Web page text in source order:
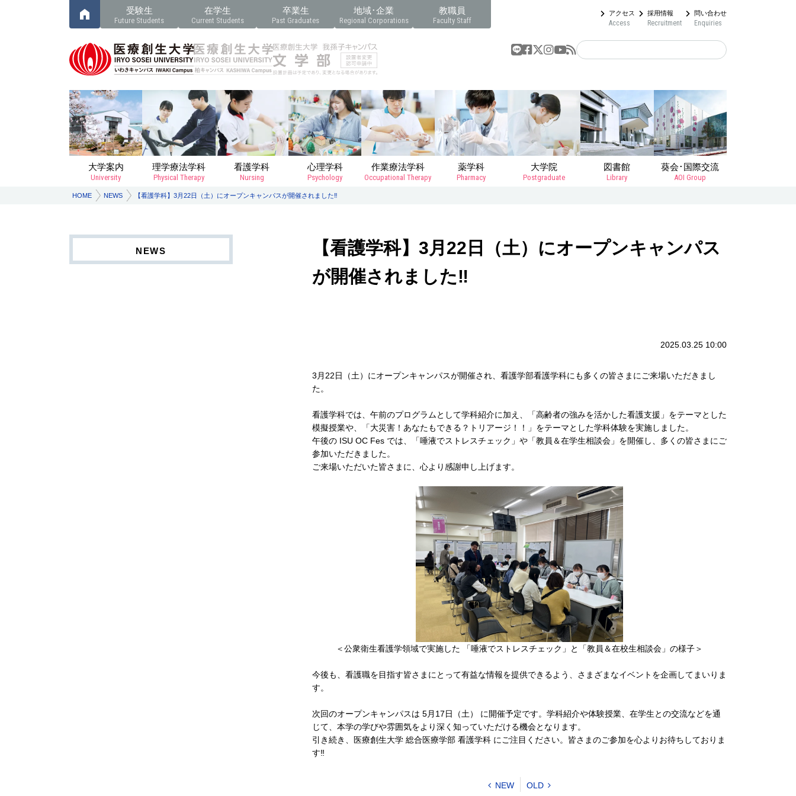
受験生
Future Students
在学生
Current Students
卒業生
Past Graduates
地域･企業
Regional Corporations
教職員
Faculty Staff
アクセス
Access
採用情報
Recruitment
問い合わせ
Enquiries
大学案内
University
理学療法学科
Physical Therapy
看護学科
Nursing
心理学科
Psychology
作業療法学科
Occupational Therapy
薬学科
Pharmacy
大学院
Postgraduate
図書館
Library
葵会･国際交流
AOI Group
HOME NEWS 【看護学科】3月22日（土）にオープンキャンパスが開催されました‼
【看護学科】3月22日（土）にオープンキャンパス
が開催されました‼
2025.03.25 10:00
3月22日（土）にオープンキャンパスが開催され、看護学部看護学科にも多くの皆さまにご来場いただきまし
た。
看護学科では、午前のプログラムとして学科紹介に加え、「高齢者の強みを活かした看護支援」をテーマとした
模擬授業や、「大災害！あなたもできる？トリアージ！！」をテーマとした学科体験を実施しました。
午後の ISU OC Fes では、「唾液でストレスチェック」や「教員＆在学生相談会」を開催し、多くの皆さまにご
参加いただきました。
ご来場いただいた皆さまに、心より感謝申し上げます。
＜公衆衛生看護学領域で実施した 「唾液でストレスチェック」と「教員＆在校生相談会」の様子＞
今後も、看護職を目指す皆さまにとって有益な情報を提供できるよう、さまざまなイベントを企画してまいりま
す。
次回のオープンキャンパスは 5月17日（土） に開催予定です。学科紹介や体験授業、在学生との交流などを通
じて、本学の学びや雰囲気をより深く知っていただける機会となります。
引き続き、医療創生大学 総合医療学部 看護学科 にご注目ください。皆さまのご参加を心よりお待ちしておりま
す‼
NEW OLD
NEWS